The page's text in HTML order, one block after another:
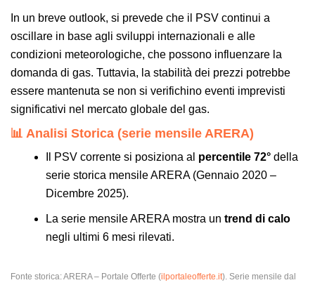
In un breve outlook, si prevede che il PSV continui a
oscillare in base agli sviluppi internazionali e alle
condizioni meteorologiche, che possono influenzare la
domanda di gas. Tuttavia, la stabilità dei prezzi potrebbe
essere mantenuta se non si verifichino eventi imprevisti
significativi nel mercato globale del gas.
📊 Analisi Storica (serie mensile ARERA)
Il PSV corrente si posiziona al percentile 72° della
serie storica mensile ARERA (Gennaio 2020 –
Dicembre 2025).
La serie mensile ARERA mostra un trend di calo
negli ultimi 6 mesi rilevati.
Fonte storica: ARERA – Portale Offerte (ilportaleofferte.it). Serie mensile dal